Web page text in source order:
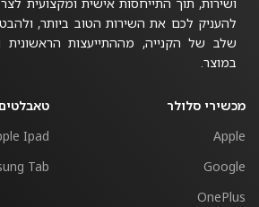
להעניק לכם את השירות הטוב ביותר,
שלב של הקנייה, מההתייעצות הראשונית
במוצר.
מכשירי סלולר
Apple
Google
OnePlus
Ipad
Tab